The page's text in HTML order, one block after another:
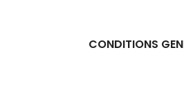
CONDITIONS